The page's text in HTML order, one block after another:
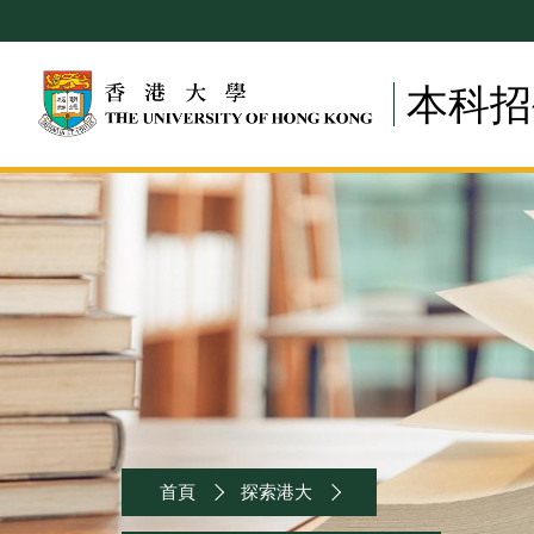
to
main
content
本科
Breadcrumb
首頁 探索港大